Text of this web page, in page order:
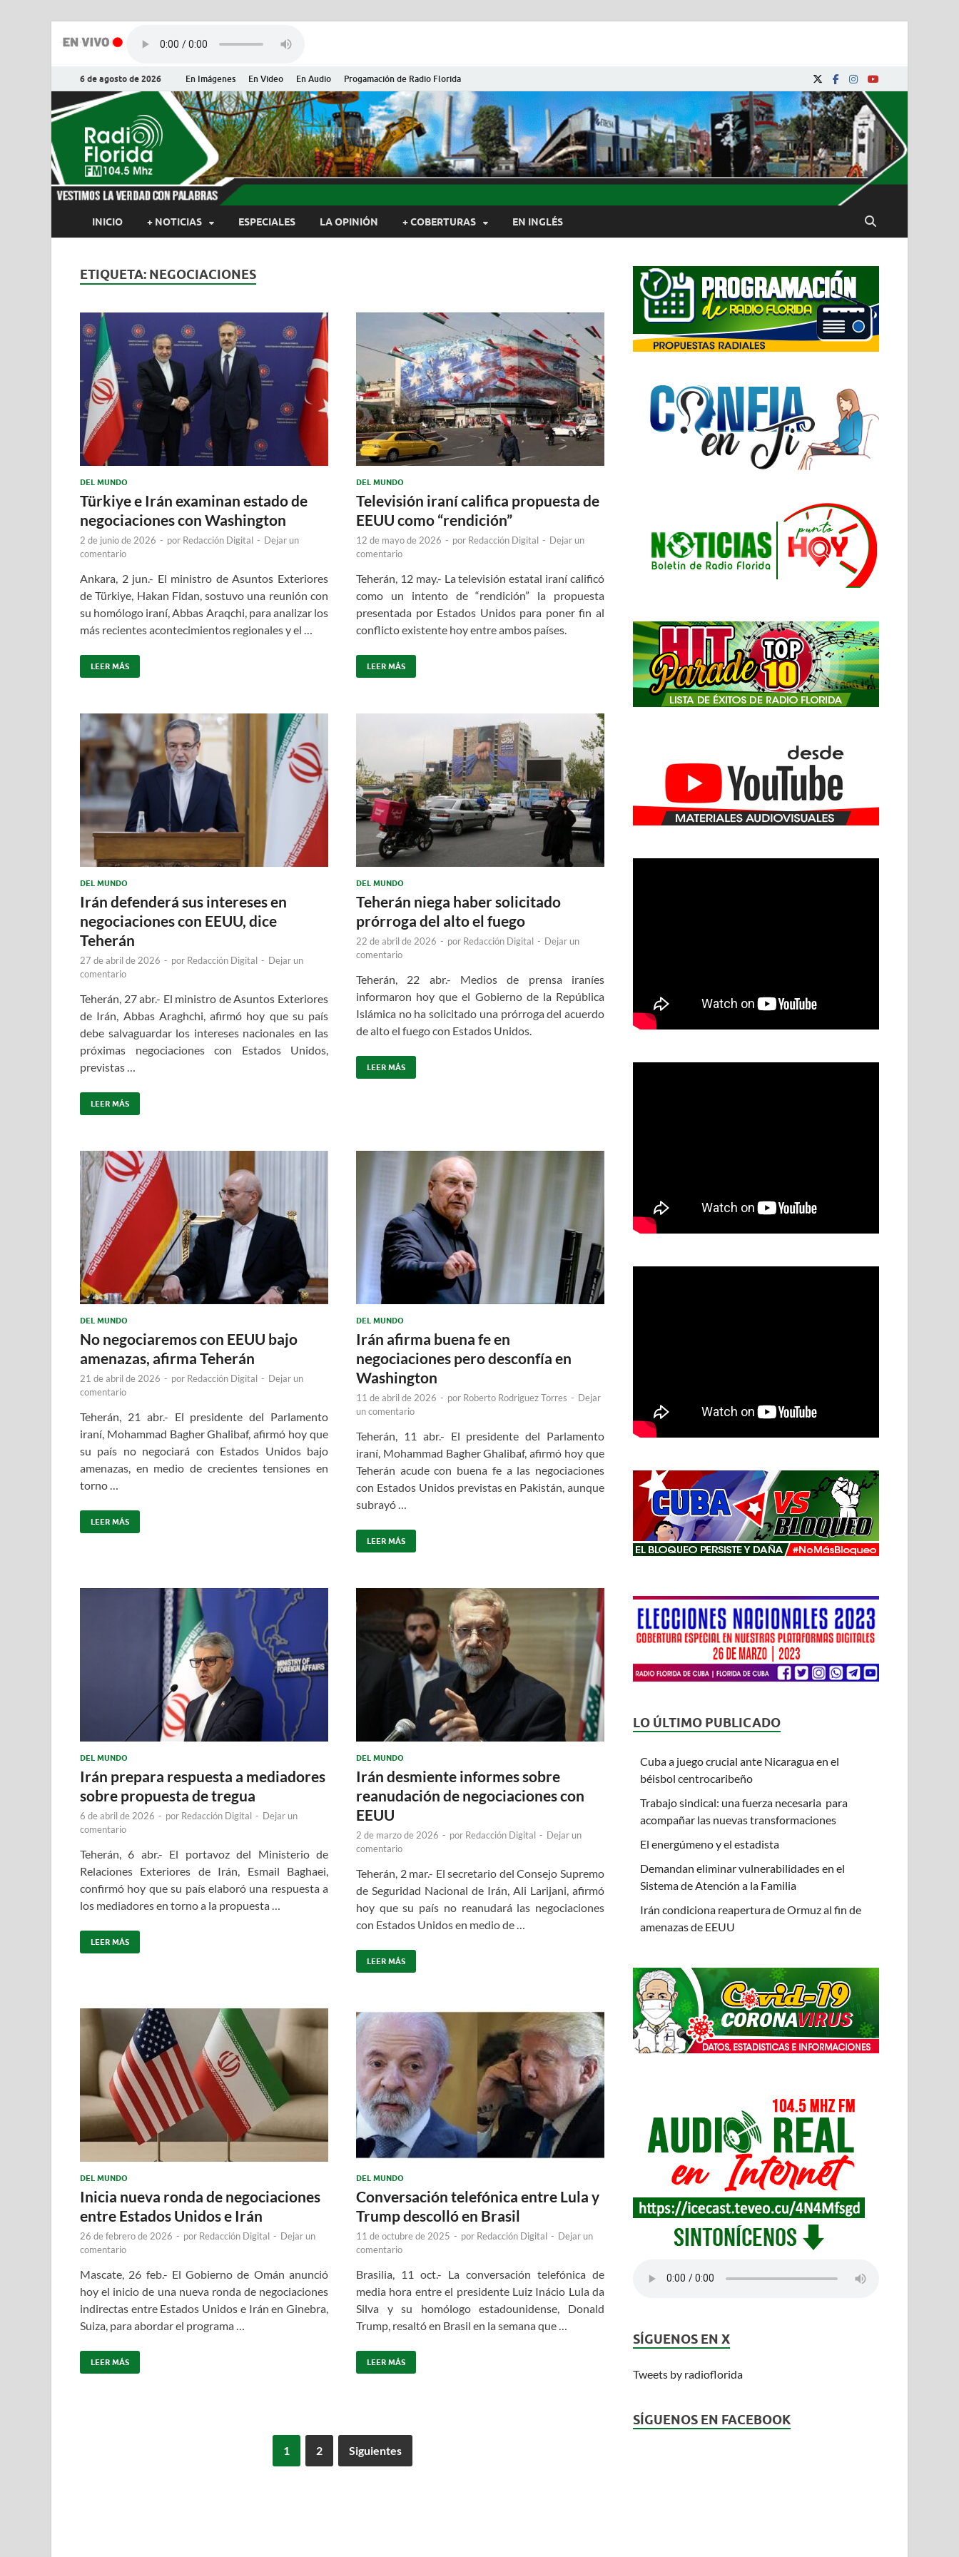
6 de agosto de 2026 En Imágenes En Video En Audio Progamación de Radio Florida
Radio Florida de Cuba
Noticias y Actualidades de Florida, Camagüey, Cuba
INICIO + NOTICIAS ESPECIALES LA OPINIÓN + COBERTURAS EN INGLÉS
ETIQUETA: NEGOCIACIONES
DEL MUNDO
Türkiye e Irán examinan estado de
negociaciones con Washington
2 de junio de 2026 - por Redacción Digital - Dejar un
comentario
Ankara, 2 jun.- El ministro de Asuntos Exteriores
de Türkiye, Hakan Fidan, sostuvo una reunión con
su homólogo iraní, Abbas Araqchi, para analizar los
más recientes acontecimientos regionales y el …
LEER MÁS
DEL MUNDO
Televisión iraní califica propuesta de
EEUU como “rendición”
12 de mayo de 2026 - por Redacción Digital - Dejar un
comentario
Teherán, 12 may.- La televisión estatal iraní calificó
como un intento de “rendición” la propuesta
presentada por Estados Unidos para poner fin al
conflicto existente hoy entre ambos países.
LEER MÁS
DEL MUNDO
Irán defenderá sus intereses en
negociaciones con EEUU, dice
Teherán
27 de abril de 2026 - por Redacción Digital - Dejar un
comentario
Teherán, 27 abr.- El ministro de Asuntos Exteriores
de Irán, Abbas Araghchi, afirmó hoy que su país
debe salvaguardar los intereses nacionales en las
próximas negociaciones con Estados Unidos,
previstas …
LEER MÁS
DEL MUNDO
Teherán niega haber solicitado
prórroga del alto el fuego
22 de abril de 2026 - por Redacción Digital - Dejar un
comentario
Teherán, 22 abr.- Medios de prensa iraníes
informaron hoy que el Gobierno de la República
Islámica no ha solicitado una prórroga del acuerdo
de alto el fuego con Estados Unidos.
LEER MÁS
DEL MUNDO
No negociaremos con EEUU bajo
amenazas, afirma Teherán
21 de abril de 2026 - por Redacción Digital - Dejar un
comentario
Teherán, 21 abr.- El presidente del Parlamento
iraní, Mohammad Bagher Ghalibaf, afirmó hoy que
su país no negociará con Estados Unidos bajo
amenazas, en medio de crecientes tensiones en
torno …
LEER MÁS
DEL MUNDO
Irán afirma buena fe en
negociaciones pero desconfía en
Washington
11 de abril de 2026 - por Roberto Rodriguez Torres - Dejar
un comentario
Teherán, 11 abr.- El presidente del Parlamento
iraní, Mohammad Bagher Ghalibaf, afirmó hoy que
Teherán acude con buena fe a las negociaciones
con Estados Unidos previstas en Pakistán, aunque
subrayó …
LEER MÁS
DEL MUNDO
Irán prepara respuesta a mediadores
sobre propuesta de tregua
6 de abril de 2026 - por Redacción Digital - Dejar un
comentario
Teherán, 6 abr.- El portavoz del Ministerio de
Relaciones Exteriores de Irán, Esmail Baghaei,
confirmó hoy que su país elaboró una respuesta a
los mediadores en torno a la propuesta …
LEER MÁS
DEL MUNDO
Irán desmiente informes sobre
reanudación de negociaciones con
EEUU
2 de marzo de 2026 - por Redacción Digital - Dejar un
comentario
Teherán, 2 mar.- El secretario del Consejo Supremo
de Seguridad Nacional de Irán, Ali Larijani, afirmó
hoy que su país no reanudará las negociaciones
con Estados Unidos en medio de …
LEER MÁS
DEL MUNDO
Inicia nueva ronda de negociaciones
entre Estados Unidos e Irán
26 de febrero de 2026 - por Redacción Digital - Dejar un
comentario
Mascate, 26 feb.- El Gobierno de Omán anunció
hoy el inicio de una nueva ronda de negociaciones
indirectas entre Estados Unidos e Irán en Ginebra,
Suiza, para abordar el programa …
LEER MÁS
DEL MUNDO
Conversación telefónica entre Lula y
Trump descolló en Brasil
11 de octubre de 2025 - por Redacción Digital - Dejar un
comentario
Brasilia, 11 oct.- La conversación telefónica de
media hora entre el presidente Luiz Inácio Lula da
Silva y su homólogo estadounidense, Donald
Trump, resaltó en Brasil en la semana que …
LEER MÁS
1 2 Siguientes
LO ÚLTIMO PUBLICADO
Cuba a juego crucial ante Nicaragua en el
béisbol centrocaribeño
Trabajo sindical: una fuerza necesaria para
acompañar las nuevas transformaciones
El energúmeno y el estadista
Demandan eliminar vulnerabilidades en el
Sistema de Atención a la Familia
Irán condiciona reapertura de Ormuz al fin de
amenazas de EEUU
SÍGUENOS EN X
Tweets by radioflorida
SÍGUENOS EN FACEBOOK